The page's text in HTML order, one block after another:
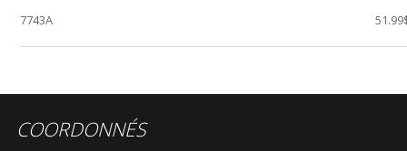
7743A
COORDONNÉS